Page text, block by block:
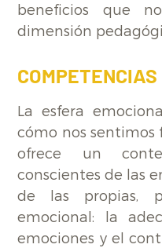
beneficios que
dimensión
La esfera
cómo nos sentimos
ofrece un
conscientes de las
de las propias,
emocional: la
emociones y el